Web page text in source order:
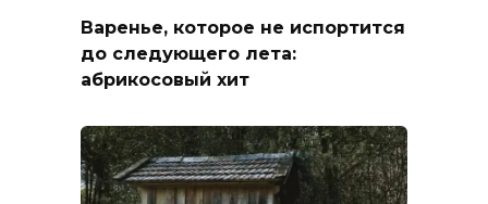
Варенье, которое не испортится
до следующего лета:
абрикосовый хит